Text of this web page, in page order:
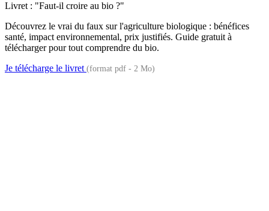
Livret : "Faut-il croire au bio ?"
Découvrez le vrai du faux sur l'agriculture biologique : bénéfices
santé, impact environnemental, prix justifiés. Guide gratuit à
télécharger pour tout comprendre du bio.
Je télécharge le livret (format pdf - 2 Mo)